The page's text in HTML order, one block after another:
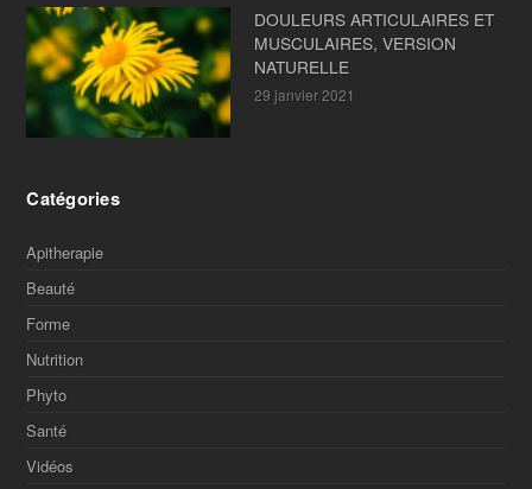
DOULEURS ARTICULAIRES ET
MUSCULAIRES, VERSION
NATURELLE
29 janvier 2021
Catégories
Apitherapie
Beauté
Forme
Nutrition
Phyto
Santé
Vidéos